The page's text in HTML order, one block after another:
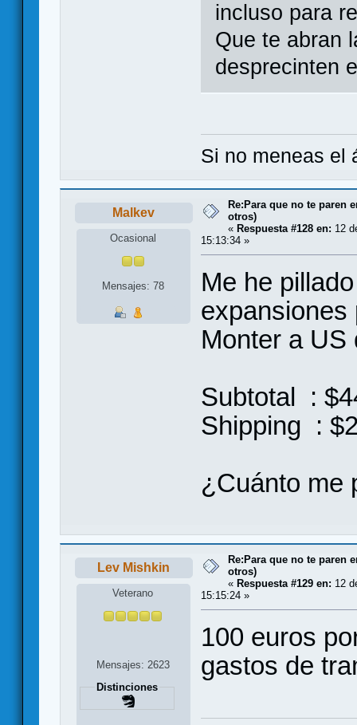
incluso para
Que te abran
desprecinten
Si no meneas el
Malkev
Ocasional
Mensajes: 78
Re:Para que no te paren
otros)
« Respuesta #128 en: 12
15:13:34 »
Me he
expansiones
Monter a US
Subtotal :
Shipping :
¿Cuánto me
Lev Mishkin
Veterano
Mensajes: 2623
Distinciones
Re:Para que no te paren
otros)
« Respuesta #129 en: 12
15:15:24 »
100 euros
gastos de